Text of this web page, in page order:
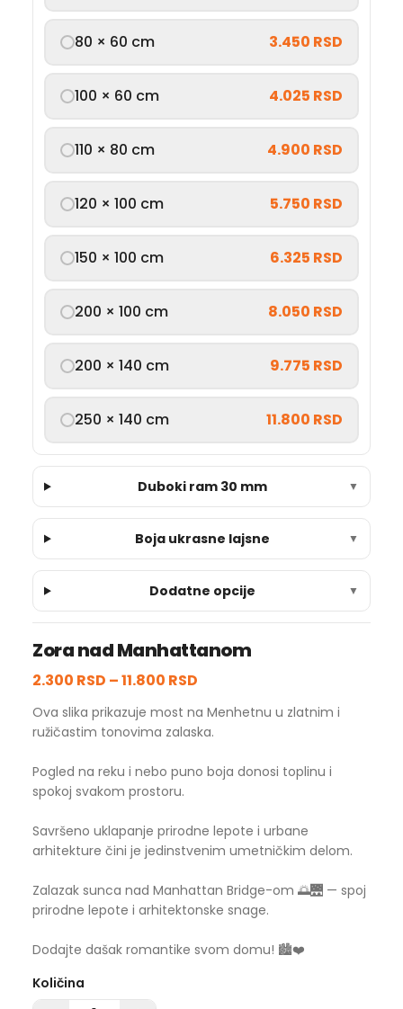
80 × 60 cm 3.450 RSD
100 × 60 cm 4.025 RSD
110 × 80 cm 4.900 RSD
120 × 100 cm 5.750 RSD
150 × 100 cm 6.325 RSD
200 × 100 cm 8.050 RSD
200 × 140 cm 9.775 RSD
250 × 140 cm 11.800 RSD
Duboki ram 30 mm ▼
Boja ukrasne lajsne ▼
Dodatne opcije ▼
Zora nad Manhattanom
2.300 RSD –11.800 RSD
Ova slika prikazuje most na Menhetnu u zlatnim i
ružičastim tonovima zalaska.
Pogled na reku i nebo puno boja donosi toplinu i
spokoj svakom prostoru.
Savršeno uklapanje prirodne lepote i urbane
arhitekture čini je jedinstvenim umetničkim delom.
Zalazak sunca nad Manhattan Bridge-om 🌅🌉 — spoj
prirodne lepote i arhitektonske snage.
Dodajte dašak romantike svom domu! 🏙️❤️
Količina